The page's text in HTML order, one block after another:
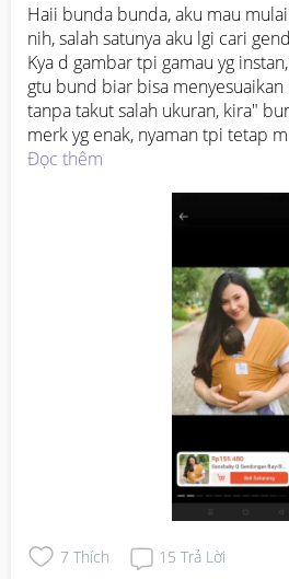
Haii bunda bunda, aku mau
nih, salah satunya aku lgi cari
Kya d gambar tpi gamau yg
gtu bund biar bisa
tanpa takut salah ukuran, kira"
merk yg enak, nyaman tpi tetap
Terimakasih sebelumnya 🥰
Đọc thêm
7 Thích 15 Trả Lời